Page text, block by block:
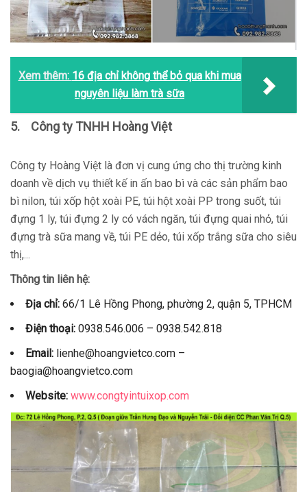
Xem thêm: 16 địa chỉ không thể bỏ qua khi mua
nguyên liệu làm trà sữa
5. Công ty TNHH Hoàng Việt
Công ty Hoàng Việt là đơn vị cung ứng cho thị trường kinh
doanh về dịch vụ thiết kế in ấn bao bì và các sản phẩm bao
bì nilon, túi xốp hột xoài PE, túi hột xoài PP trong suốt, túi
đựng 1 ly, túi đựng 2 ly có vách ngăn, túi đựng quai nhỏ, túi
đựng trà sữa mang về, túi PE dẻo, túi xốp trắng sữa cho siêu
thị,...
Thông tin liên hệ:
Địa chỉ: 66/1 Lê Hồng Phong, phường 2, quận 5, TPHCM
Điện thoại: 0938.546.006 – 0938.542.818
Email: lienhe@hoangvietco.com –
baogia@hoangvietco.com
Website: www.congtyintuixop.com